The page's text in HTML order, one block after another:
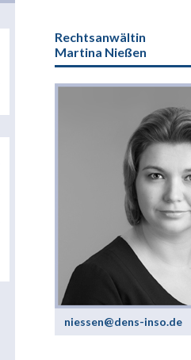
Rechtsanwältin
Martina Nießen
niessen@dens-inso.de